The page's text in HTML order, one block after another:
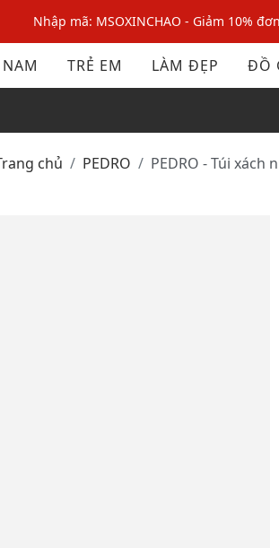
Nhập mã: MSOXINCHAO - Giảm 10%
Nhập mã MSOPAY100: giảm ngay
Nhập mã: MSOXINCHAO - Giảm 10%
NAM TRẺ EM LÀM ĐẸP ĐỒ
Trang chủ PEDRO PEDRO - Túi